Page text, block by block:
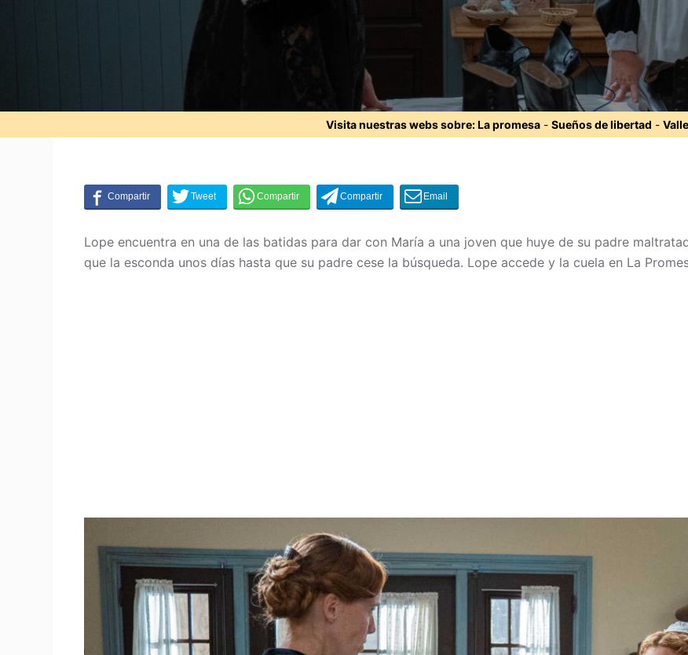
Visita nuestras webs sobre:La promesa - Sueños de libertad -
Lope encuentra en una de las batidas para dar con María a una joven que huye de su padre
que la esconda unos días hasta que su padre cese la búsqueda. Lope accede y la cuela en La